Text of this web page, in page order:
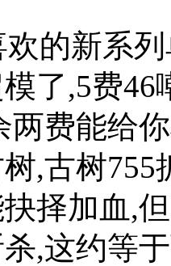
的新系
了,5费
两费能给
,古树755
择加血,
,这约等